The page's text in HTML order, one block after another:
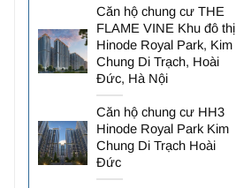
Căn hộ chung cư THE
FLAME VINE Khu đô thị
Hinode Royal Park, Kim
Chung Di Trạch, Hoài
Đức, Hà Nội
Căn hộ chung cư HH3
Hinode Royal Park Kim
Chung Di Trạch Hoài
Đức